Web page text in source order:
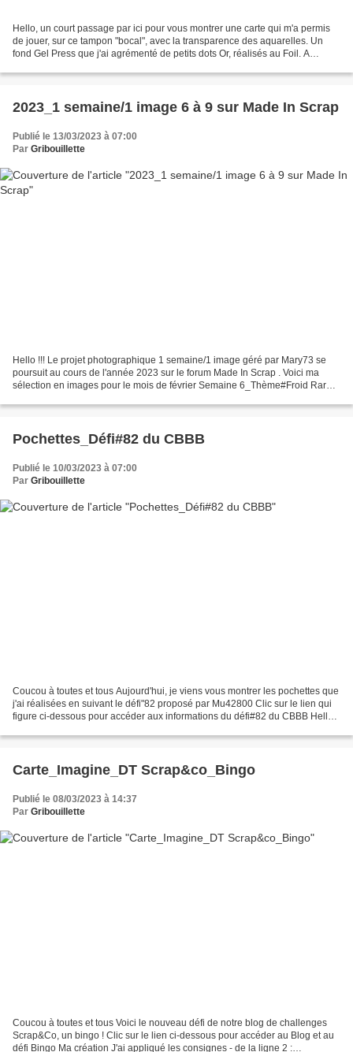
Hello, un court passage par ici pour vous montrer une carte qui m'a permis
de jouer, sur ce tampon "bocal", avec la transparence des aquarelles. Un
fond Gel Press que j'ai agrémenté de petits dots Or, réalisés au Foil. A
2023_1 semaine/1 image 6 à 9 sur Made In Scrap
Publié le 13/03/2023 à 07:00
Par Gribouillette
Hello !!! Le projet photographique 1 semaine/1 image géré par Mary73 se
poursuit au cours de l'année 2023 sur le forum Made In Scrap . Voici ma
sélection en images pour le mois de février Semaine 6_Thème#Froid Rare
Pochettes_Défi#82 du CBBB
Publié le 10/03/2023 à 07:00
Par Gribouillette
Coucou à toutes et tous Aujourd'hui, je viens vous montrer les pochettes que
j'ai réalisées en suivant le défi"82 proposé par Mu42800 Clic sur le lien qui
figure ci-dessous pour accéder aux informations du défi#82 du CBBB Hello
Carte_Imagine_DT Scrap&co_Bingo
Publié le 08/03/2023 à 14:37
Par Gribouillette
Coucou à toutes et tous Voici le nouveau défi de notre blog de challenges
Scrap&Co, un bingo ! Clic sur le lien ci-dessous pour accéder au Blog et au
défi Bingo Ma création J'ai appliqué les consignes - de la ligne 2 :